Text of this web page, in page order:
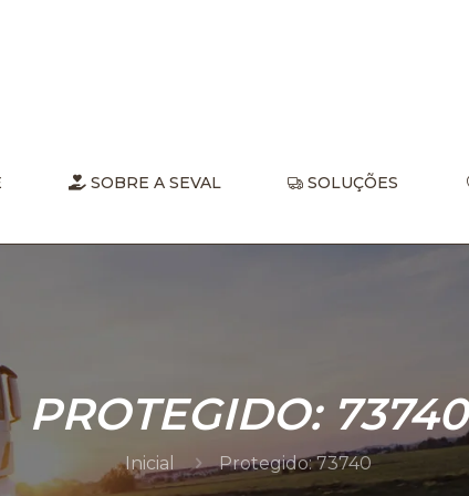
SOBRE A SEVAL SOLUÇÕES
PROTEGIDO: 73740
Inicial Protegido: 73740